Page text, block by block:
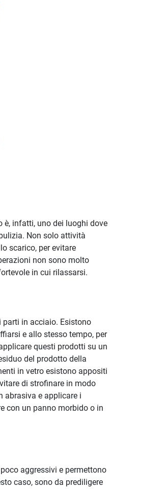
è, infatti, uno dei luoghi dove
Non solo attività
scarico, per evitare
non sono molto
in cui rilassarsi.
parti in acciaio. Esistono
e allo stesso tempo, per
questi prodotti su un
del prodotto della
in vetro esistono appositi
di strofinare in modo
abrasiva e applicare i
con un panno morbido o in
aggressivi e permettono
caso, sono da prediligere